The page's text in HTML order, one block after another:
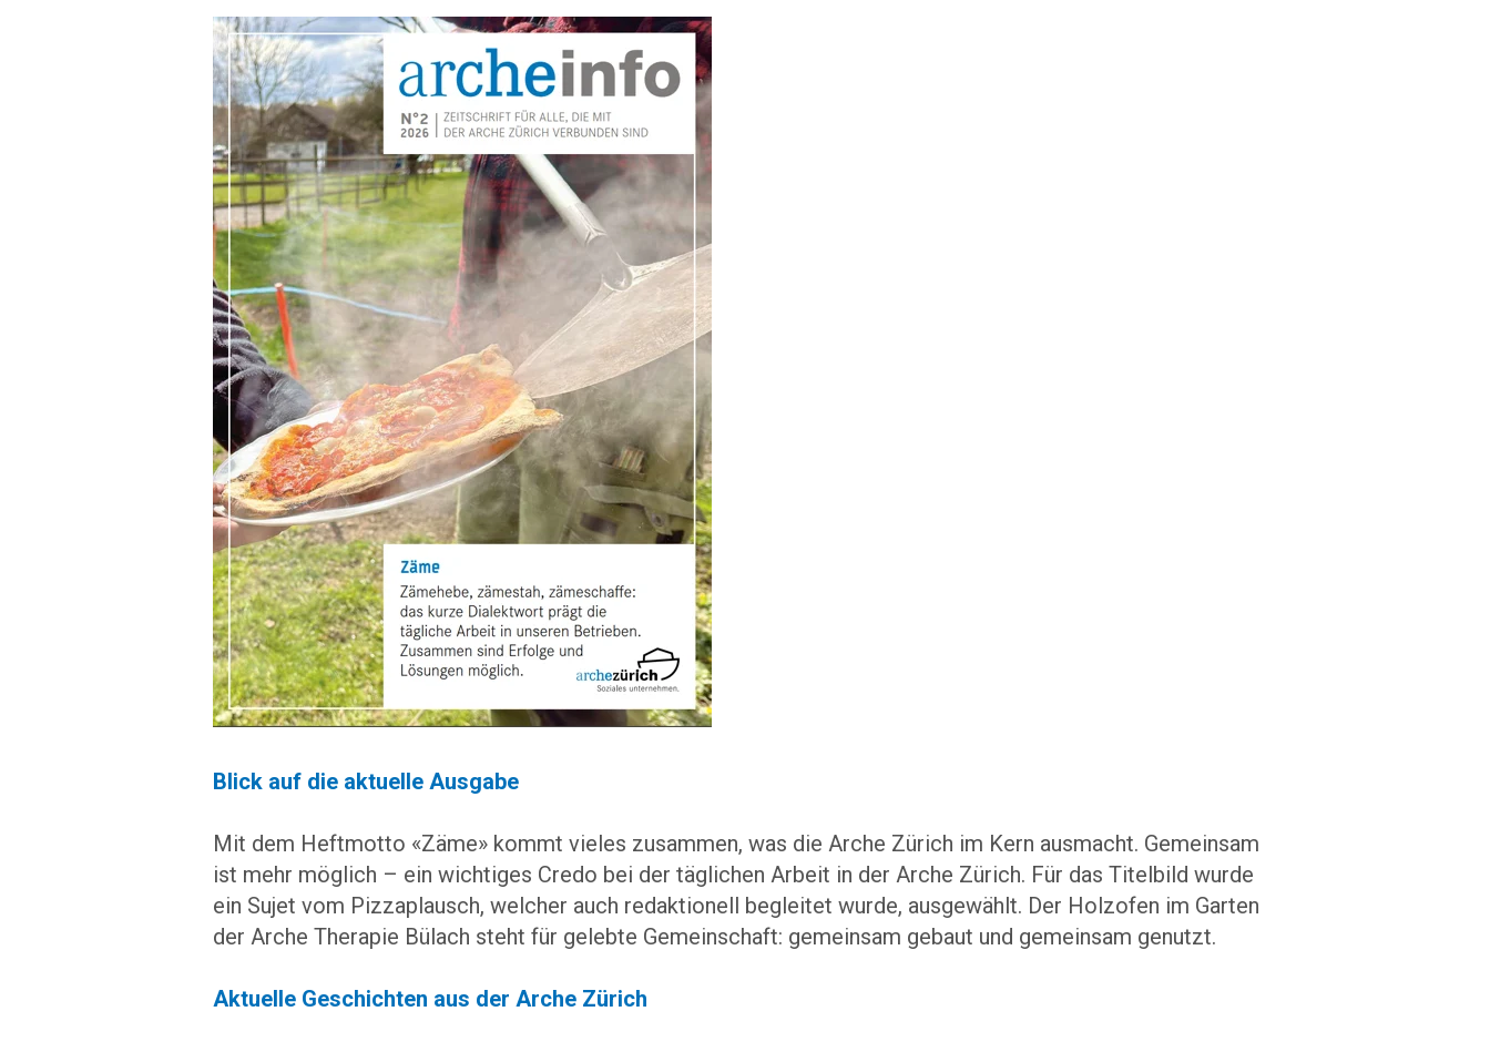
Blick auf die aktuelle Ausgabe
Mit dem Heftmotto «Zäme» kommt vieles zusammen, was die Arche Zürich im Kern ausmacht. Gemeinsam
ist mehr möglich – ein wichtiges Credo bei der täglichen Arbeit in der Arche Zürich. Für das Titelbild wurde
ein Sujet vom Pizzaplausch, welcher auch redaktionell begleitet wurde, ausgewählt. Der Holzofen im Garten
der Arche Therapie Bülach steht für gelebte Gemeinschaft: gemeinsam gebaut und gemeinsam genutzt.
Aktuelle Geschichten aus der Arche Zürich